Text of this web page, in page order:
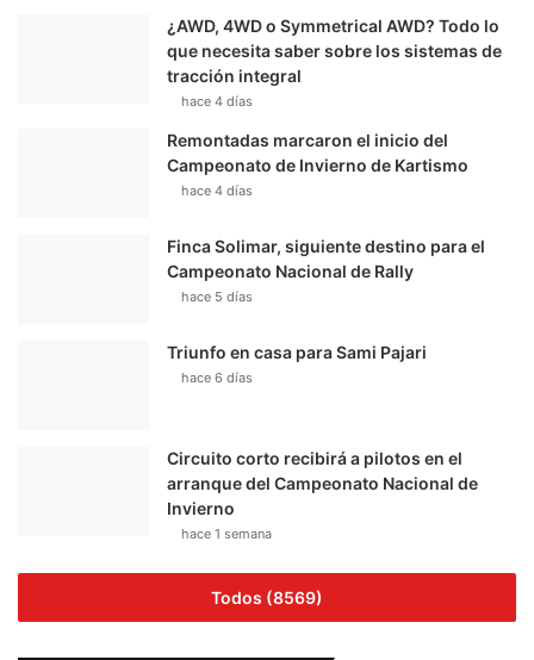
¿AWD, 4WD o Symmetrical AWD? Todo lo
que necesita saber sobre los sistemas de
tracción integral
hace 4 días
Remontadas marcaron el inicio del
Campeonato de Invierno de Kartismo
hace 4 días
Finca Solimar, siguiente destino para el
Campeonato Nacional de Rally
hace 5 días
Triunfo en casa para Sami Pajari
hace 6 días
Circuito corto recibirá a pilotos en el
arranque del Campeonato Nacional de
Invierno
hace 1 semana
Todos (8569)